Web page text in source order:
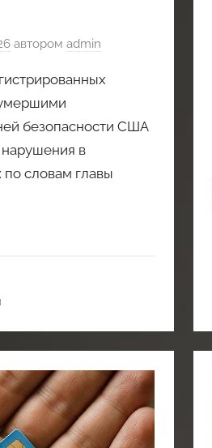
автором admin
безопасности США
в
по словам главы